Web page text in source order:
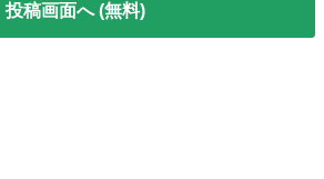
投稿画面へ (無料)